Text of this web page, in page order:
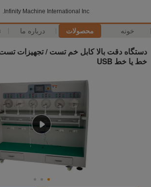
Infinity Machine International Inc.
خونه محصولات درباره ما
دستگاه دقت بالا کابل خم تست / تجهیزات
خط یا خط USB